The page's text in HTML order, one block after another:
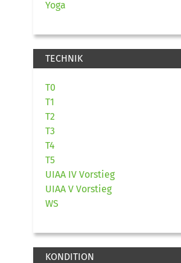
Yoga
TECHNIK
T0
T1
T2
T3
T4
T5
UIAA IV Vorstieg
UIAA V Vorstieg
WS
KONDITION